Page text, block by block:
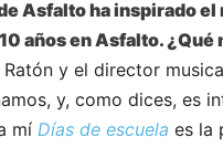
Asfalto ha inspirado
años en Asfalto. ¿Qué
y el director
y, como dices,
mí Días de escuela es la